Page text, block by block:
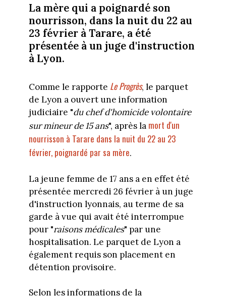
La mère qui a poignardé son
nourrisson, dans la nuit du 22 au
23 février à Tarare, a été
présentée à un juge d'instruction
à Lyon.
Comme le rapporte Le Progrès, le parquet
de Lyon a ouvert une information
judiciaire "du chef d'homicide volontaire
sur mineur de 15 ans", après la mort d'un
nourrisson à Tarare dans la nuit du 22 au 23
février, poignardé par sa mère.
La jeune femme de 17 ans a en effet été
présentée mercredi 26 février à un juge
d'instruction lyonnais, au terme de sa
garde à vue qui avait été interrompue
pour "raisons médicales" par une
hospitalisation. Le parquet de Lyon a
également requis son placement en
détention provisoire.
Selon les informations de la